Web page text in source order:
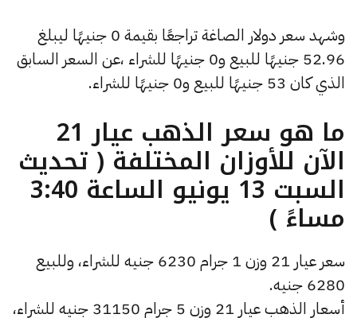
وشهد سعر دولار الصاغة تراجعًا بقيمة 0 جنيهًا ليبلغ
52.96 جنيهًا للبيع و0 جنيهًا للشراء ،عن السعر السابق
الذي كان 53 جنيهًا للبيع و0 جنيهًا للشراء.
ما هو سعر الذهب عيار 21
الآن للأوزان المختلفة ( تحديث
السبت 13 يونيو الساعة 3:40
مساءً )
سعر عيار 21 وزن 1 جرام 6230 جنيه للشراء، وللبيع
6280 جنيه.
أسعار الذهب عيار 21 وزن 5 جرام 31150 جنيه للشراء،